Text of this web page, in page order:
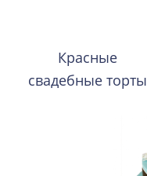
Красные
свадебные торты